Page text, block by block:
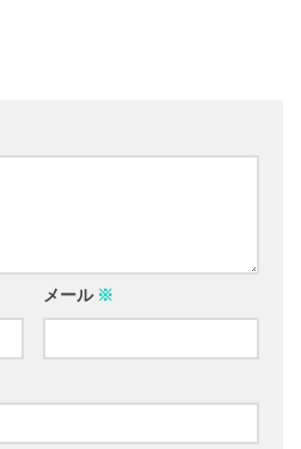
メール ※